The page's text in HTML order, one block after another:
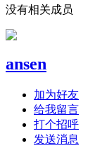
没有相关成员
ansen
加为好友
给我留言
打个招呼
发送消息